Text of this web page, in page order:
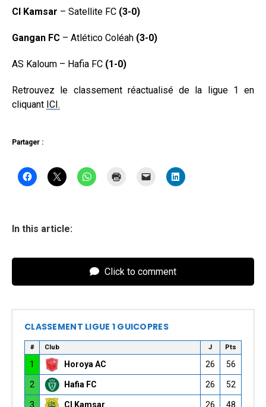
CI Kamsar – Satellite FC (3-0)
Gangan FC – Atlético Coléah (3-0)
AS Kaloum – Hafia FC (1-0)
Retrouvez le classement réactualisé de la ligue 1 en
cliquant ICI.
Partager :
In this article:
Click to comment
CLASSEMENT LIGUE 1 GUICOPRES
# Club J Pts
1 Horoya AC 26 56
2 Hafia FC 26 52
3 CI Kamsar 26 48